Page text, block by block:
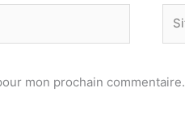
mon prochain commentaire.